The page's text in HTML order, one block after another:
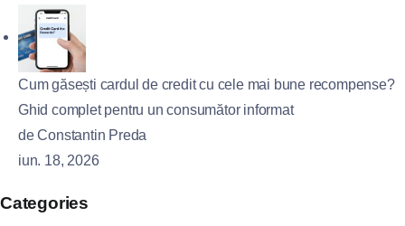
Cum găsești cardul de credit cu cele mai bune recompense?
Ghid complet pentru un consumător informat
de Constantin Preda
iun. 18, 2026
Categories